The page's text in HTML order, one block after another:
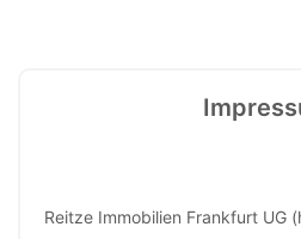
Reitze Immobilien Frankfurt UG